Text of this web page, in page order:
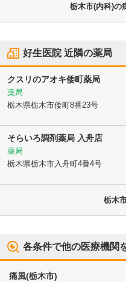
栃木市(内科)の
好生医院近隣の薬局
クスリのアオキ倭町薬局
薬局
栃木県栃木市倭町8番23号
そらいろ調剤薬局 入舟店
薬局
栃木県栃木市入舟町4番4号
栃木
各条件で他の医療機関
痛風(栃木市)